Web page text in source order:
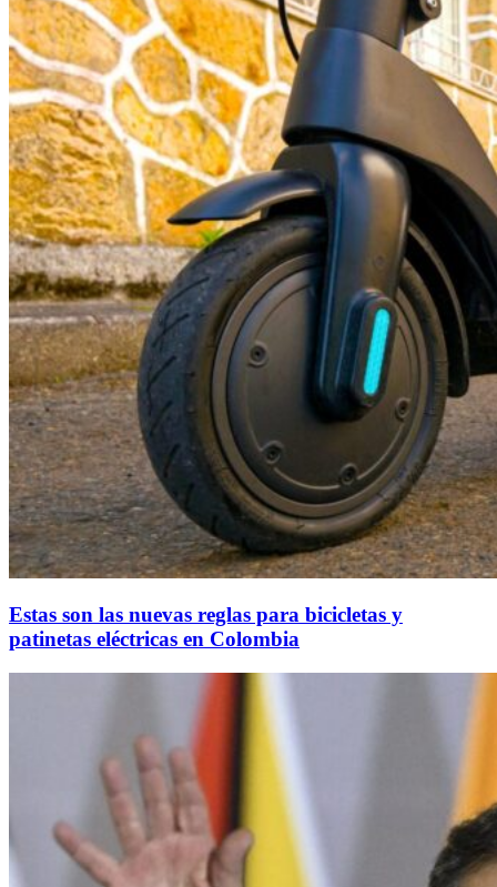
Estas son las nuevas reglas para bicicletas y
patinetas eléctricas en Colombia